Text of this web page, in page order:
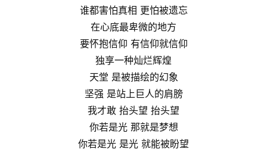
谁都害怕真相 更怕被遗忘
在心底最卑微的地方
要怀抱信仰 有信仰就信仰
独享一种灿烂辉煌
天堂 是被描绘的幻象
坚强 是站上巨人的肩膀
我才敢 抬头望 抬头望
你若是光 那就是梦想
你若是光 是光 就能被盼望